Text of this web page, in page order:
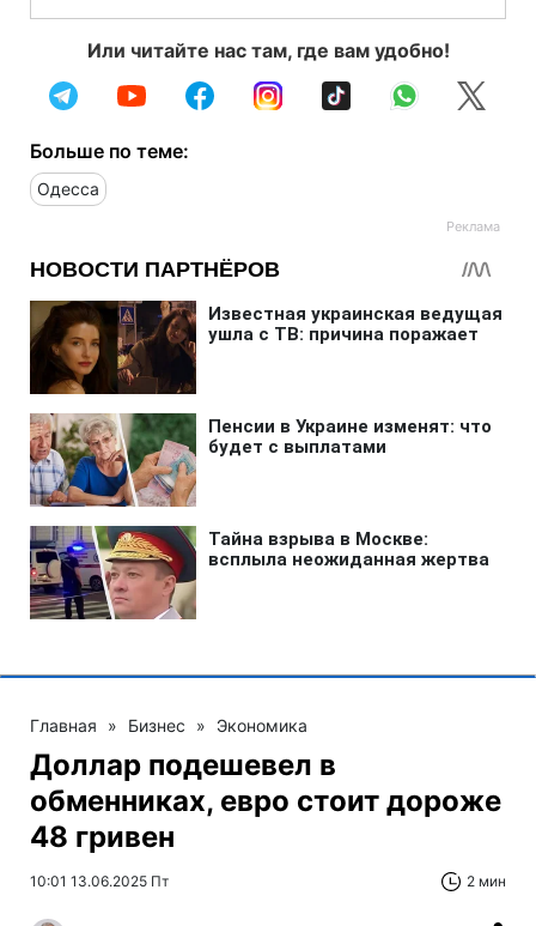
Или читайте нас там, где вам удобно!
Больше по теме:
Одесса
Главная » Бизнес » Экономика
Доллар подешевел в
обменниках, евро стоит дороже
48 гривен
10:01 13.06.2025 Пт 2 мин